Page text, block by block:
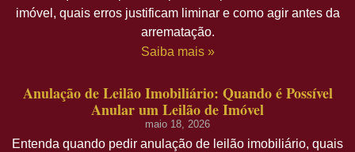
imóvel, quais erros justificam liminar e como agir antes da
arrematação.
Saiba mais »
Anulação de Leilão Imobiliário: Quando é Possível
Anular um Leilão de Imóvel
maio 18, 2026
Entenda quando pedir anulação de leilão imobiliário, quais